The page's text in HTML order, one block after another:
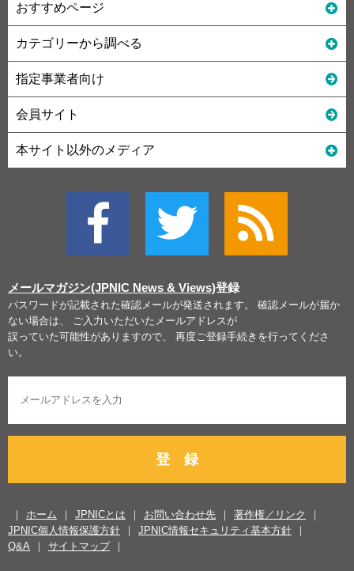
おすすめページ
カテゴリーから調べる
指定事業者向け
会員サイト
本サイト以外のメディア
メールマガジン(JPNIC News & Views)登録
パスワードが記載された確認メールが発送されます。 確認メールが届か
ない場合は、 ご入力いただいたメールアドレスが
誤っていた可能性がありますので、 再度ご登録手続きを行ってくださ
い。
登 録
ホーム JPNICとは お問い合わせ先
著作権／リンク
JPNIC個人情報保護方針
JPNIC情報セキュリティ基本方針
Q&A
サイトマップ